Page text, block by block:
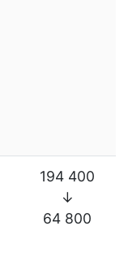
194 400
↓
64 800